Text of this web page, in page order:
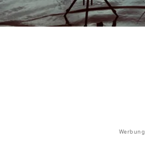
Werbung